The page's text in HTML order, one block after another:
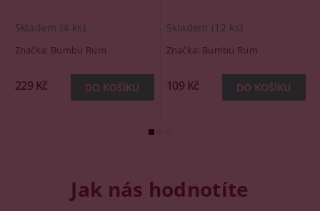
Skladem (4 ks)
Značka: Bumbu Rum
229 Kč
Skladem (12 ks)
Značka: Bumbu Rum
109 Kč
Jak nás hodnotíte